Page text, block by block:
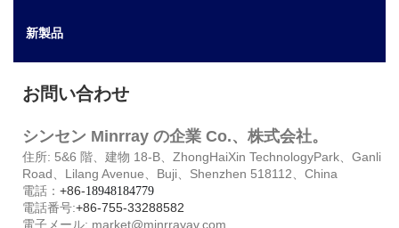
新製品
お問い合わせ
シンセン Minrray の企業 Co.、株式会社。
住所: 5&6 階、建物 18-B、ZhongHaiXin TechnologyPark、Ganli
Road、Lilang Avenue、Buji、Shenzhen 518112、China
電話： +86-18948184779
電話番号:+86-755-33288582
電子メール: market@minrrayav.com